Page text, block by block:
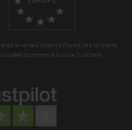
de la vente à distance (Fevad) et à sa charte
Ecommerce Europe Trustmark.